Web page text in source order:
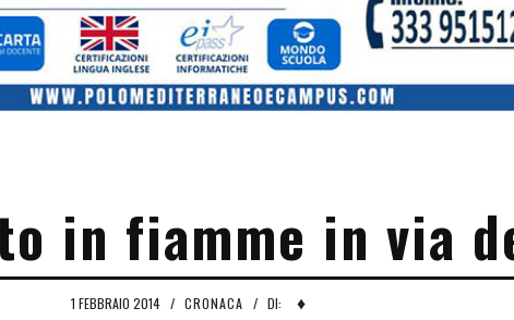
in fiamme in via
1 FEBBRAIO 2014 / CRONACA / DI: ♦